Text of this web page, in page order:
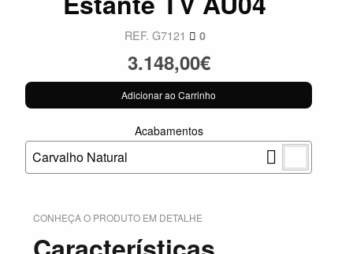
REF. G7121 0
3.148,00€
Adicionar ao Carrinho
Acabamentos
Carvalho Natural
CONHEÇA O PRODUTO EM DETALHE